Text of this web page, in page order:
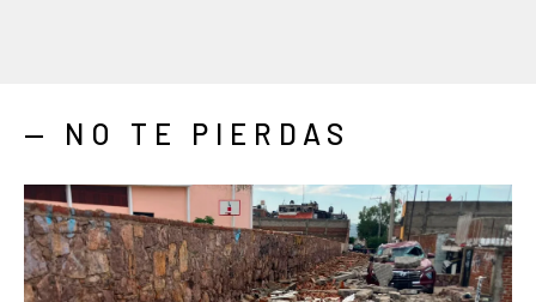
— NO TE PIERDAS